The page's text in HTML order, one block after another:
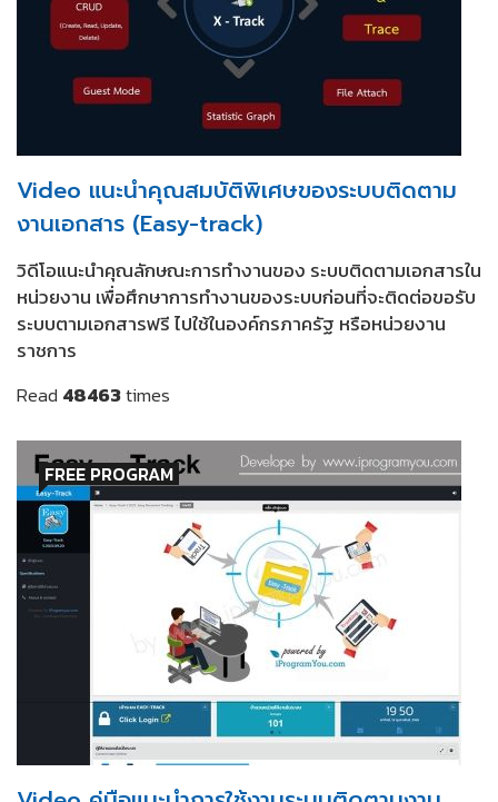
Video แนะนำคุณสมบัติพิเศษของระบบติดตาม
งานเอกสาร (Easy-track)
วิดีโอแนะนำคุณลักษณะการทำงานของ ระบบติดตามเอกสารใน
หน่วยงาน เพื่อศึกษาการทำงานของระบบก่อนที่จะติดต่อขอรับ
ระบบตามเอกสารฟรี ไปใช้ในองค์กรภาครัฐ หรือหน่วยงาน
ราชการ
Read 48463times
FREE PROGRAM